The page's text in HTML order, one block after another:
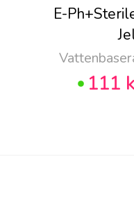
E-
111